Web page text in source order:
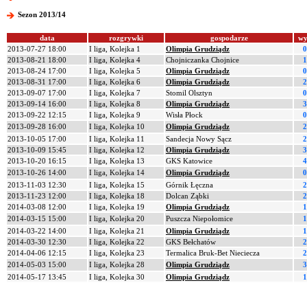
Sezon 2013/14
data rozgrywki gospodarze
2013-07-27 18:00
I liga, Kolejka 1 Olimpia Grudziądz
2013-08-21 18:00
I liga, Kolejka 4 Chojniczanka Chojnice
2013-08-24 17:00
I liga, Kolejka 5 Olimpia Grudziądz
2013-08-31 17:00
I liga, Kolejka 6 Olimpia Grudziądz
2013-09-07 17:00
I liga, Kolejka 7 Stomil Olsztyn
2013-09-14 16:00
I liga, Kolejka 8 Olimpia Grudziądz
2013-09-22 12:15
I liga, Kolejka 9 Wisła Płock
2013-09-28 16:00
I liga, Kolejka 10 Olimpia Grudziądz
2013-10-05 17:00
I liga, Kolejka 11 Sandecja Nowy Sącz
2013-10-09 15:45
I liga, Kolejka 12 Olimpia Grudziądz
2013-10-20 16:15
I liga, Kolejka 13 GKS Katowice
2013-10-26 14:00
I liga, Kolejka 14 Olimpia Grudziądz
2013-11-03 12:30
I liga, Kolejka 15 Górnik Łęczna
2013-11-23 12:00
I liga, Kolejka 18 Dolcan Ząbki
2014-03-08 12:00
I liga, Kolejka 19 Olimpia Grudziądz
2014-03-15 15:00
I liga, Kolejka 20 Puszcza Niepołomice
2014-03-22 14:00
I liga, Kolejka 21 Olimpia Grudziądz
2014-03-30 12:30
I liga, Kolejka 22 GKS Bełchatów
2014-04-06 12:15
I liga, Kolejka 23 Termalica Bruk-Bet Nieciecza
2014-05-03 15:00
I liga, Kolejka 28 Olimpia Grudziądz
2014-05-17 13:45
I liga, Kolejka 30 Olimpia Grudziądz